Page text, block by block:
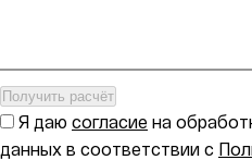
Получить расчёт
Я даю согласие на
данных в соответствии с